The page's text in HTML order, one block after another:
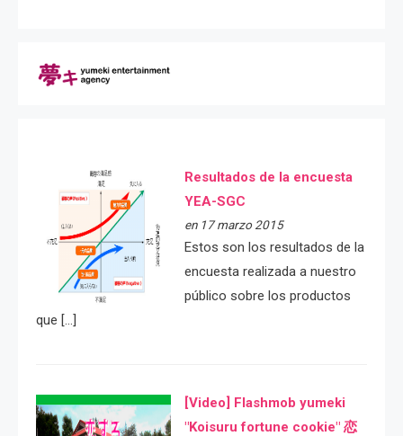
Resultados de la encuesta
YEA-SGC
en 17 marzo 2015
Estos son los resultados de la
encuesta realizada a nuestro
público sobre los productos
que […]
[Video] Flashmob yumeki
"Koisuru fortune cookie" 恋